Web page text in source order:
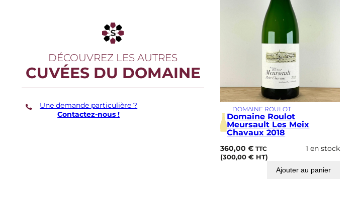
DÉCOUVREZ LES AUTRES
CUVÉES DU DOMAINE
Une demande particulière ?
Contactez-nous !
DOMAINE ROULOT
Domaine Roulot
Meursault Les Meix
Chavaux 2018
360,00€ TTC
(300,00€ HT)
1 en stock
Ajouter au panier